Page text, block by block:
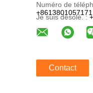
Numéro de
+8613801057171
Je suis désolé. :
Contact